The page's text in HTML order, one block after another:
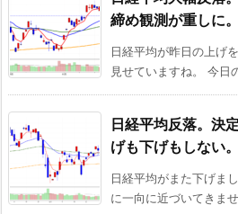
締め観測が重しに。
日経平均が昨日の上げ
見せていますね。 今日
日経平均反落。決
げも下げもしない。
日経平均がまた下げま
に一向に近づいてきま